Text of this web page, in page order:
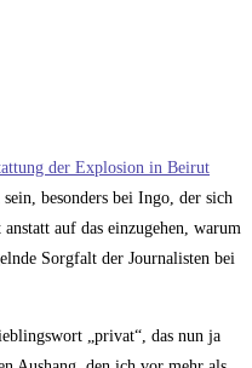
der Explosion in Beirut
besonders bei Ingo, der sich
auf das einzugehen, warum
Sorgfalt der Journalisten bei
„privat“, das nun ja